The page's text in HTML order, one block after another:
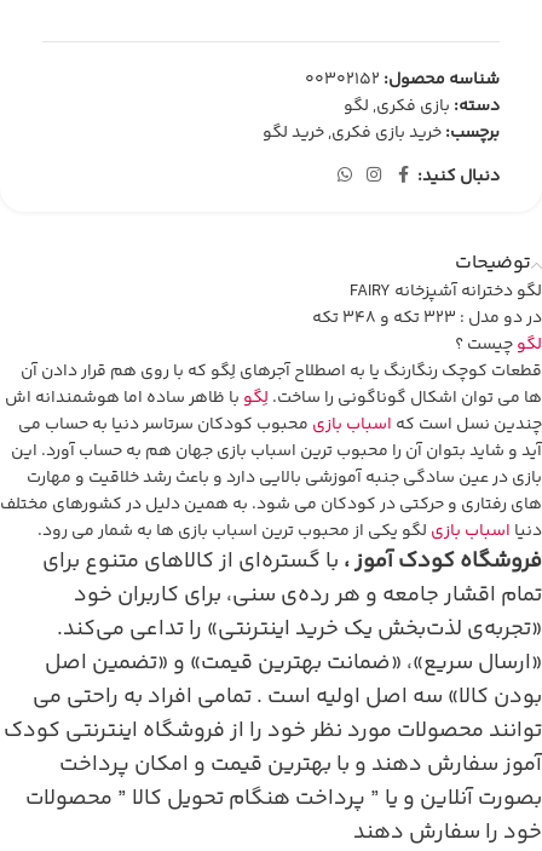
شناسه محصول: 00302152
دسته: بازی فکری,لگو
برچسب:خرید بازی فکری,خرید لگو
دنبال کنید:
توضیحات
لگو دخترانه آشپزخانه FAIRY
در دو مدل : 323 تکه و 348 تکه
لگوچیست ؟
قطعات کوچک رنگارنگ یا به اصطلاح آجرهای لِگو که با روی هم قرار دادن آن
ها می توان اشکال گوناگونی را ساخت. لِگو با ظاهر ساده اما هوشمندانه اش
چندین نسل است که اسباب بازی محبوب کودکان سرتاسر دنیا به حساب می
آید و شاید بتوان آن را محبوب ترین اسباب بازی جهان هم به حساب آورد. این
بازی در عین سادگی جنبه آموزشی بالایی دارد و باعث رشد خلاقیت و مهارت
های رفتاری و حرکتی در کودکان می شود. به همین دلیل در کشورهای مختلف
دنیا اسباب بازی لگو یکی از محبوب ترین اسباب بازی ها به شمار می رود.
فروشگاه کودک آموز ، با گستره‌ای از کالاهای متنوع برای
تمام اقشار جامعه و هر رده‌ی سنی، برای کاربران خود
«تجربه‌ی لذت‌بخش یک خرید اینترنتی» را تداعی می‌کند.
«ارسال سریع»، «ضمانت بهترین قیمت» و «تضمین اصل
بودن کالا» سه اصل اولیه است . تمامی افراد به راحتی می
توانند محصولات مورد نظر خود را از فروشگاه اینترنتی کودک
آموز سفارش دهند و با بهترین قیمت و امکان پرداخت
بصورت آنلاین و یا ” پرداخت هنگام تحویل کالا ” محصولات
خود را سفارش دهند